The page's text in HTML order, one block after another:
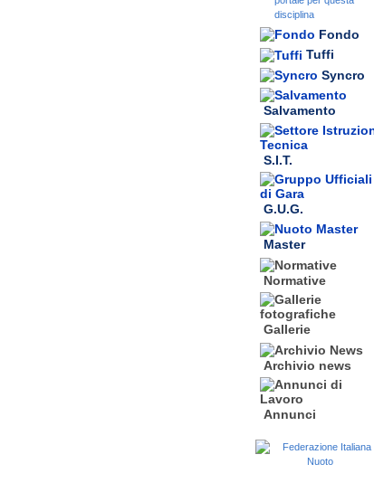
Fondo
Tuffi
Syncro
Salvamento
S.I.T.
G.U.G.
Master
Normative
Gallerie
Archivio news
Annunci